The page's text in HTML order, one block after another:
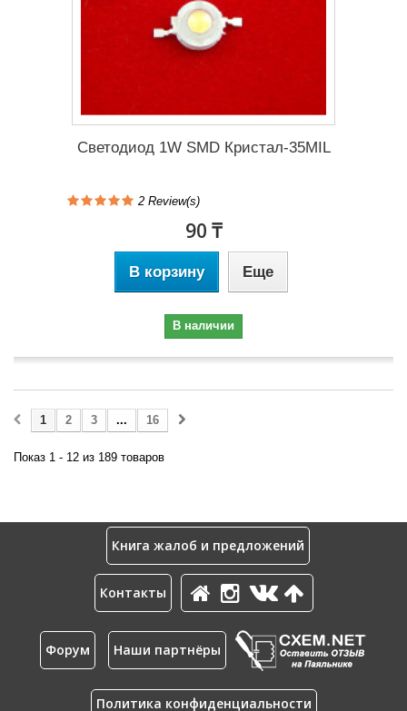
Светодиод 1W SMD Кристал-35MIL
2 Review(s)
90 ₸
В корзину Еще
В наличии
1 2 3 ... 16
Показ 1 - 12 из 189 товаров
Книга жалоб и предложений
Контакты
Форум Наши партнёры
Политика конфиденциальности